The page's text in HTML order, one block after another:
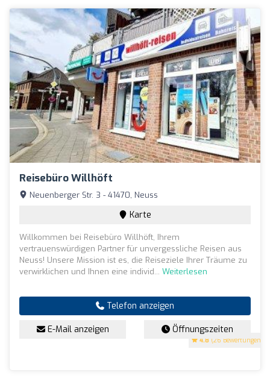
Reisebüro Willhöft
4.8 (26 Bewertungen)
Neuenberger Str. 3 - 41470, Neuss
Karte
Willkommen bei Reisebüro Willhöft, Ihrem
vertrauenswürdigen Partner für unvergessliche Reisen aus
Neuss! Unsere Mission ist es, die Reiseziele Ihrer Träume zu
verwirklichen und Ihnen eine individ... Weiterlesen
Telefon anzeigen
E-Mail anzeigen Öffnungszeiten